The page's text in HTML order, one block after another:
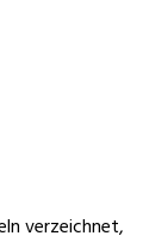
verzeichnet,